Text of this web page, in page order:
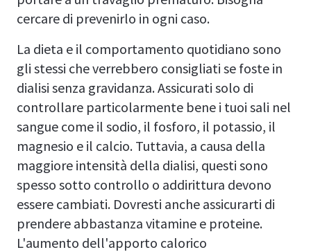
cercare di prevenirlo in ogni caso.
La dieta e il comportamento quotidiano sono
gli stessi che verrebbero consigliati se foste in
dialisi senza gravidanza. Assicurati solo di
controllare particolarmente bene i tuoi sali nel
sangue come il sodio, il fosforo, il potassio, il
magnesio e il calcio. Tuttavia, a causa della
maggiore intensità della dialisi, questi sono
spesso sotto controllo o addirittura devono
essere cambiati. Dovresti anche assicurarti di
prendere abbastanza vitamine e proteine.
L'aumento dell'apporto calorico